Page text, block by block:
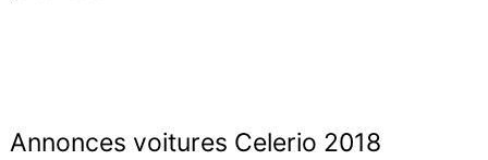
Annonces voitures Celerio 2018